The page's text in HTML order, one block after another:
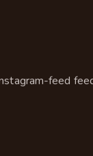
feed